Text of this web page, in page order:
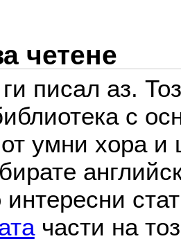
четене
писал аз.
с
умни хора и
интересни
части на